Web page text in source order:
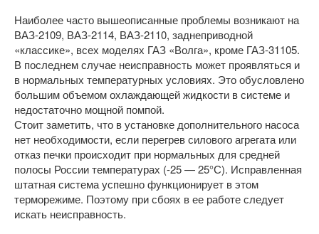
Наиболее часто вышеописанные проблемы возникают на
ВАЗ-2109, ВАЗ-2114, ВАЗ-2110, заднеприводной
«классике», всех моделях ГАЗ «Волга», кроме ГАЗ-31105.
В последнем случае неисправность может проявляться и
в нормальных температурных условиях. Это обусловлено
большим объемом охлаждающей жидкости в системе и
недостаточно мощной помпой.
Стоит заметить, что в установке дополнительного насоса
нет необходимости, если перегрев силового агрегата или
отказ печки происходит при нормальных для средней
полосы России температурах (-25 — 25°С). Исправленная
штатная система успешно функционирует в этом
терморежиме. Поэтому при сбоях в ее работе следует
искать неисправность.